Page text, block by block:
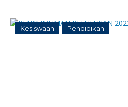
Kesiswaan Pendidikan